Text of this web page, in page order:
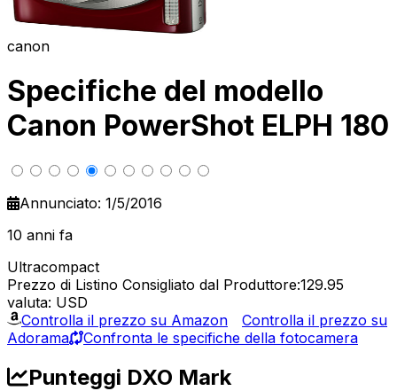
canon
Specifiche del modello
Canon PowerShot ELPH 180
Annunciato: 1/5/2016
10 anni fa
Ultracompact
Prezzo di Listino Consigliato dal Produttore:129.95
valuta: USD
Controlla il prezzo su Amazon
Controlla il prezzo su
Adorama
Confronta le specifiche della fotocamera
Punteggi DXO Mark